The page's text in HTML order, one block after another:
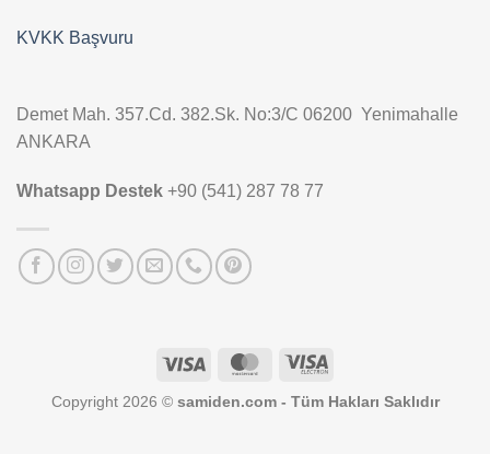
KVKK Başvuru
Demet Mah. 357.Cd. 382.Sk. No:3/C 06200 Yenimahalle
ANKARA
Whatsapp Destek +90 (541) 287 78 77
Visa MasterCardVisa
Copyright 2026 © samiden.com - Tüm Hakları Saklıdır